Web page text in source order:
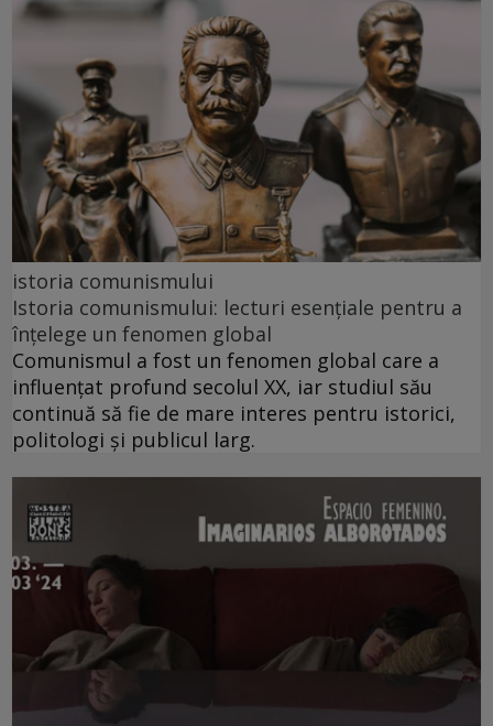
istoria comunismului
Istoria comunismului: lecturi esențiale pentru a
înțelege un fenomen global
Comunismul a fost un fenomen global care a
influențat profund secolul XX, iar studiul său
continuă să fie de mare interes pentru istorici,
politologi și publicul larg.